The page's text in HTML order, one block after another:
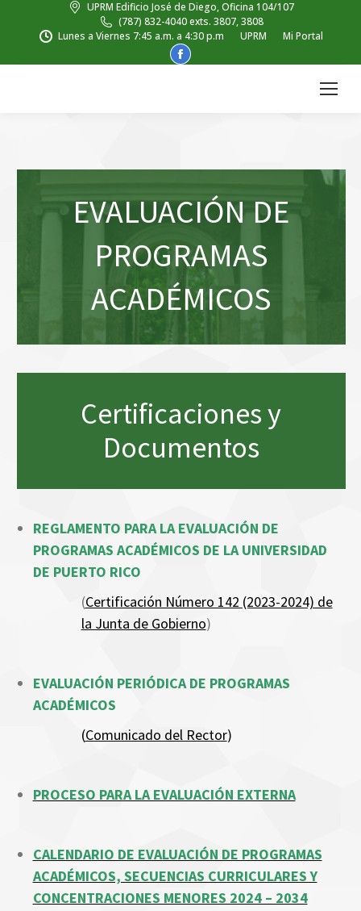
UPRM Edificio José de Diego, Oficina 104/107
(787) 832-4040 exts. 3807, 3808
Lunes a Viernes 7:45 a.m. a 4:30 p.m
UPRM Mi Portal
Facebook
EVALUACIÓN DE
PROGRAMAS
ACADÉMICOS
Certificaciones y
Documentos
REGLAMENTO PARA LA EVALUACIÓN DE
PROGRAMAS ACADÉMICOS DE LA UNIVERSIDAD
DE PUERTO RICO
(Certificación Número 142 (2023-2024) de
la Junta de Gobierno)
EVALUACIÓN PERIÓDICA DE PROGRAMAS
ACADÉMICOS
(Comunicado del Rector)
PROCESO PARA LA EVALUACIÓN EXTERNA
CALENDARIO DE EVALUACIÓN DE PROGRAMAS
ACADÉMICOS, SECUENCIAS CURRICULARES Y
CONCENTRACIONES MENORES 2024 – 2034